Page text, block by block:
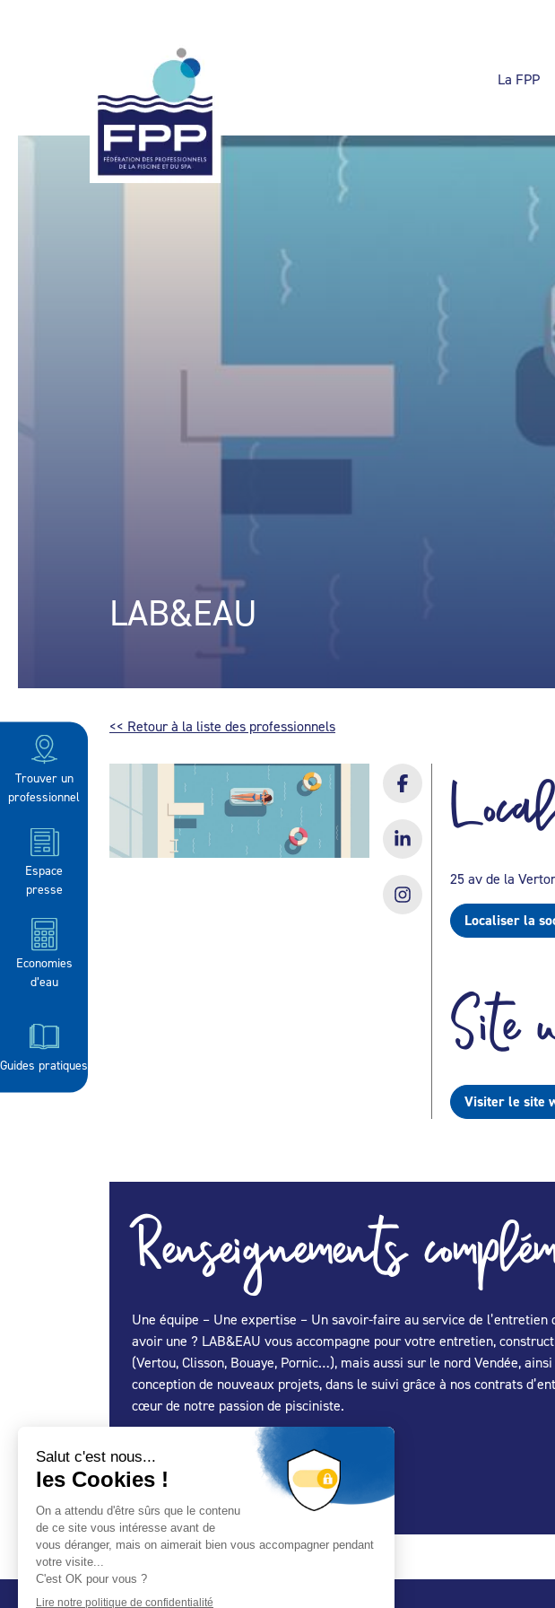
La FPP
Trouver un
professionnel
Espace
presse
Economies
d’eau
Guides pratiques
LAB&EAU
<< Retour à la liste des professionnels
25 av de la
Localiser la
Site
Visiter le site
Renseignements
Une équipe – Une expertise – Un savoir-faire au service de
avoir une ? LAB&EAU vous accompagne pour votre entretien,
(Vertou, Clisson, Bouaye, Pornic…), mais aussi sur le nord Vendée,
conception de nouveaux projets, dans le suivi grâce à nos contrats
cœur de notre passion de pisciniste.
Spécialité Construction :
Spécialité Entretien Maintenance :
Spécialité Spa : Oui